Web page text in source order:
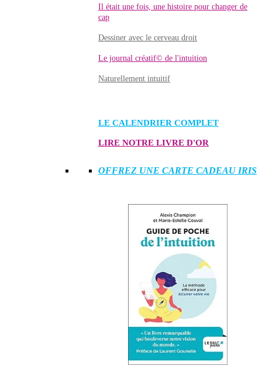
Il était une fois, une histoire pour changer de
cap
Dessiner avec le cerveau droit
Le journal créatif© de l'intuition
Naturellement intuitif
LE CALENDRIER COMPLET
LIRE NOTRE LIVRE D'OR
OFFREZ UNE CARTE CADEAU IRIS